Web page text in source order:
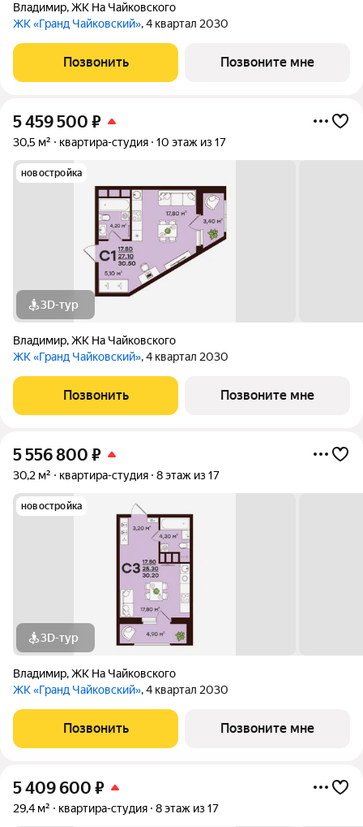
Владимир,ЖК На Чайковского
ЖК «Гранд Чайковский», 4 квартал 2030
Позвонить Позвоните мне
5 459 500 ₽
30,5 м² квартира-студия 10 этаж из 17
новостройка
3D-тур
Владимир,ЖК На Чайковского
ЖК «Гранд Чайковский», 4 квартал 2030
Позвонить Позвоните мне
5 556 800 ₽
30,2 м² квартира-студия 8 этаж из 17
новостройка
3D-тур
Владимир,ЖК На Чайковского
ЖК «Гранд Чайковский», 4 квартал 2030
Позвонить Позвоните мне
5 409 600 ₽
29,4 м² квартира-студия 8 этаж из 17